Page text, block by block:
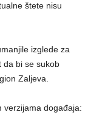
štete nisu
izglede za
da bi se sukob
Zaljeva.
verzijama događaja: